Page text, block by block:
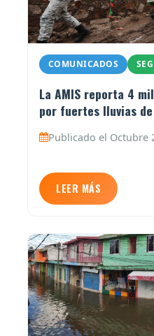
COMUNICADOS
La AMIS reporta 4
por fuertes lluvias
Publicado el Octubre
LEER MÁS